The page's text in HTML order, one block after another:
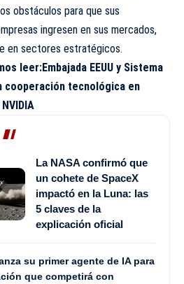
obstáculos para que sus
ingresen en sus mercados,
en sectores estratégicos.
leer:Embajada EEUU y Sistema
cooperación tecnológica en
La NASA confirmó que
un cohete de SpaceX
impactó en la Luna: las
5 claves de la
explicación oficial
su primer agente de IA para
que competirá con